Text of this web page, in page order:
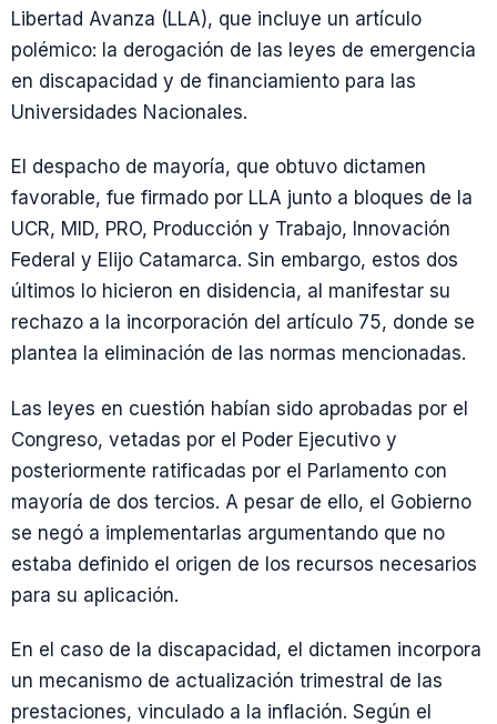
Libertad Avanza (LLA), que incluye un artículo
polémico: la derogación de las leyes de emergencia
en discapacidad y de financiamiento para las
Universidades Nacionales.
El despacho de mayoría, que obtuvo dictamen
favorable, fue firmado por LLA junto a bloques de la
UCR, MID, PRO, Producción y Trabajo, Innovación
Federal y Elijo Catamarca. Sin embargo, estos dos
últimos lo hicieron en disidencia, al manifestar su
rechazo a la incorporación del artículo 75, donde se
plantea la eliminación de las normas mencionadas.
Las leyes en cuestión habían sido aprobadas por el
Congreso, vetadas por el Poder Ejecutivo y
posteriormente ratificadas por el Parlamento con
mayoría de dos tercios. A pesar de ello, el Gobierno
se negó a implementarlas argumentando que no
estaba definido el origen de los recursos necesarios
para su aplicación.
En el caso de la discapacidad, el dictamen incorpora
un mecanismo de actualización trimestral de las
prestaciones, vinculado a la inflación. Según el